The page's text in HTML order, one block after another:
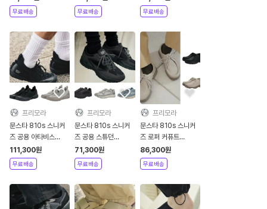
무료배송 무료배송 무료배송
프리모라
문스타 810s 스니커
즈 공용 아타비스
ATAVIS
111,300원
무료배송
프리모라
문스타 810s 스니커
즈 공용 스튜던
STUDEN
71,300원
무료배송
프리모라
문스타 810s 스니커
즈 로퍼 커퓨트
COMUT
86,300원
무료배송